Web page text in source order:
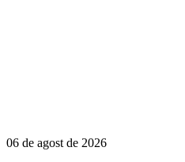
06 de agost de 2026